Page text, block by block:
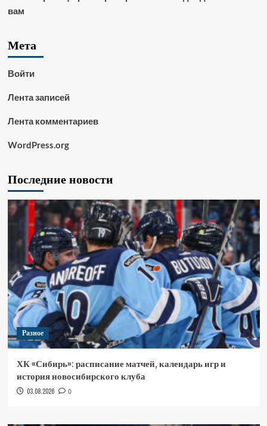
вам
Мета
Войти
Лента записей
Лента комментариев
WordPress.org
Последние новости
Разное
ХК «Сибирь»: расписание матчей, календарь игр и
история новосибирского клуба
03.08.2026 0